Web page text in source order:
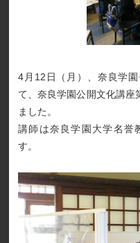
4月12日（月）、奈良学
て、奈良学園公開文化講座
ました。
講師は奈良学園大学名誉
す。